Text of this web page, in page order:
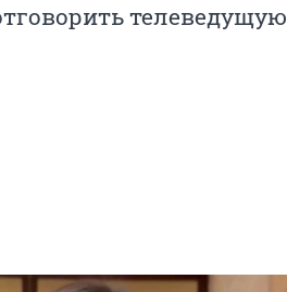
телеведущую